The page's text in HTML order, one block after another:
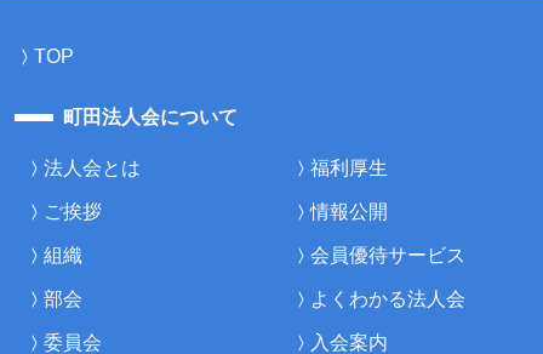
TOP
町田法人会について
法人会とは
ご挨拶
組織
部会
委員会
福利厚生
情報公開
会員優待サービス
よくわかる法人会
入会案内